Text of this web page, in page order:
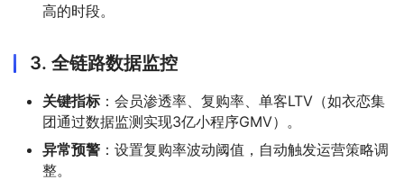
高的时段。
3. 全链路数据监控
关键指标：会员渗透率、复购率、单客LTV（如衣恋集
团通过数据监测实现3亿小程序GMV）。
异常预警 ：设置复购率波动阈值，自动触发运营策略调
整。